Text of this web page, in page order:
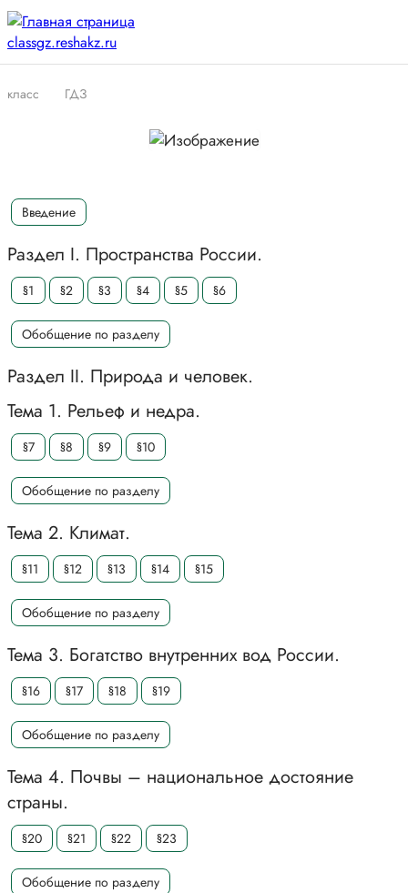
класс ГДЗ
Введение
Раздел I. Пространства России.
§1 §2 §3 §4 §5 §6
Обобщение по разделу
Раздел II. Природа и человек.
Тема 1. Рельеф и недра.
§7 §8 §9 §10
Обобщение по разделу
Тема 2. Климат.
§11 §12 §13 §14 §15
Обобщение по разделу
Тема 3. Богатство внутренних вод России.
§16 §17 §18 §19
Обобщение по разделу
Тема 4. Почвы – национальное достояние
страны.
§20 §21 §22 §23
Обобщение по разделу